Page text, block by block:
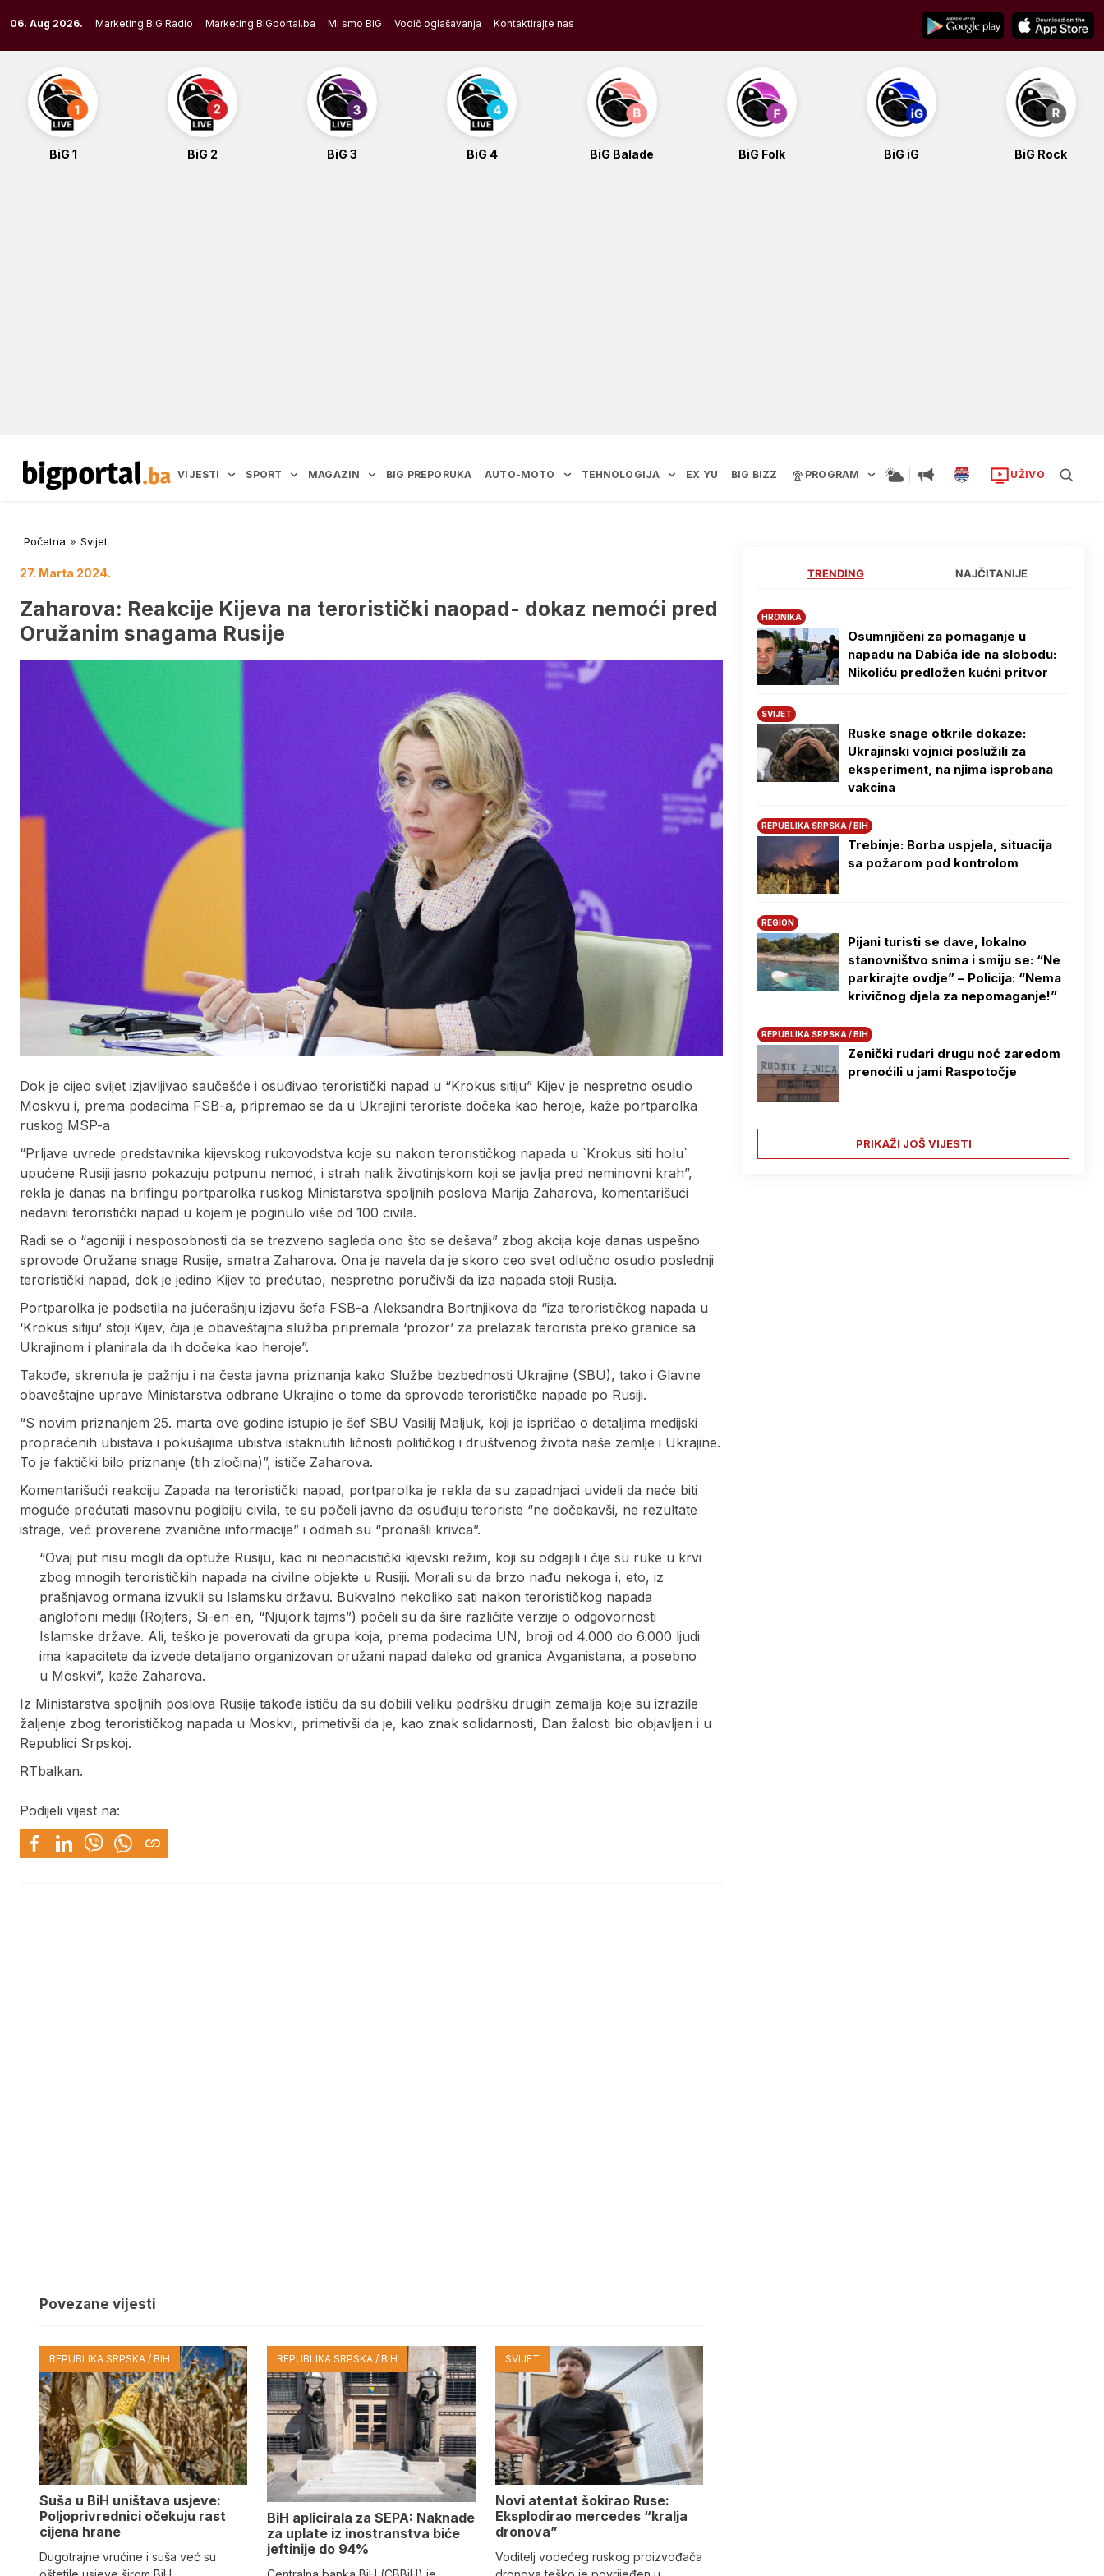
to
content
06. Aug 2026. Marketing BIG Radio Marketing BiGportal.ba Mi smo BiG Vodič oglašavanja Kontaktirajte nas
BiG 1 BiG 2 BiG 3 BiG 4 BiG Balade BiG Folk BiG iG BiG Rock
VIJESTI SPORT MAGAZIN BIG PREPORUKA AUTO-MOTO TEHNOLOGIJA EX YU BIG BIZZ PROGRAM UŽIVO
Početna » Svijet
27. Marta 2024.
Zaharova: Reakcije Kijeva na teroristički naopad- dokaz nemoći pred
Oružanim snagama Rusije
Dok je cijeo svijet izjavljivao saučešće i osuđivao teroristički napad u “Krokus sitiju” Kijev je nespretno osudio
Moskvu i, prema podacima FSB-a, pripremao se da u Ukrajini teroriste dočeka kao heroje, kaže portparolka
ruskog MSP-a
“Prljave uvrede predstavnika kijevskog rukovodstva koje su nakon terorističkog napada u `Krokus siti holu`
upućene Rusiji jasno pokazuju potpunu nemoć, i strah nalik životinjskom koji se javlja pred neminovni krah”,
rekla je danas na brifingu portparolka ruskog Ministarstva spoljnih poslova Marija Zaharova, komentarišući
nedavni teroristički napad u kojem je poginulo više od 100 civila.
Radi se o “agoniji i nesposobnosti da se trezveno sagleda ono što se dešava” zbog akcija koje danas uspešno
sprovode Oružane snage Rusije, smatra Zaharova. Ona je navela da je skoro ceo svet odlučno osudio poslednji
teroristički napad, dok je jedino Kijev to prećutao, nespretno poručivši da iza napada stoji Rusija.
Portparolka je podsetila na jučerašnju izjavu šefa FSB-a Aleksandra Bortnjikova da “iza terorističkog napada u
‘Krokus sitiju’ stoji Kijev, čija je obaveštajna služba pripremala ‘prozor’ za prelazak terorista preko granice sa
Ukrajinom i planirala da ih dočeka kao heroje”.
Takođe, skrenula je pažnju i na česta javna priznanja kako Službe bezbednosti Ukrajine (SBU), tako i Glavne
obaveštajne uprave Ministarstva odbrane Ukrajine o tome da sprovode terorističke napade po Rusiji.
“S novim priznanjem 25. marta ove godine istupio je šef SBU Vasilij Maljuk, koji je ispričao o detaljima medijski
propraćenih ubistava i pokušajima ubistva istaknutih ličnosti političkog i društvenog života naše zemlje i Ukrajine.
To je faktički bilo priznanje (tih zločina)”, ističe Zaharova.
Komentarišući reakciju Zapada na teroristički napad, portparolka je rekla da su zapadnjaci uvideli da neće biti
moguće prećutati masovnu pogibiju civila, te su počeli javno da osuđuju teroriste “ne dočekavši, ne rezultate
istrage, već proverene zvanične informacije” i odmah su “pronašli krivca”.
“Ovaj put nisu mogli da optuže Rusiju, kao ni neonacistički kijevski režim, koji su odgajili i čije su ruke u krvi
zbog mnogih terorističkih napada na civilne objekte u Rusiji. Morali su da brzo nađu nekoga i, eto, iz
prašnjavog ormana izvukli su Islamsku državu. Bukvalno nekoliko sati nakon terorističkog napada
anglofoni mediji (Rojters, Si-en-en, “Njujork tajms”) počeli su da šire različite verzije o odgovornosti
Islamske države. Ali, teško je poverovati da grupa koja, prema podacima UN, broji od 4.000 do 6.000 ljudi
ima kapacitete da izvede detaljano organizovan oružani napad daleko od granica Avganistana, a posebno
u Moskvi”, kaže Zaharova.
Iz Ministarstva spoljnih poslova Rusije takođe ističu da su dobili veliku podršku drugih zemalja koje su izrazile
žaljenje zbog terorističkog napada u Moskvi, primetivši da je, kao znak solidarnosti, Dan žalosti bio objavljen i u
Republici Srpskoj.
RTbalkan.
Podijeli vijest na:
Povezane vijesti
REPUBLIKA SRPSKA / BIH
Suša u BiH uništava usjeve:
Poljoprivrednici očekuju rast
cijena hrane
Dugotrajne vrućine i suša već su
REPUBLIKA SRPSKA / BIH
BiH aplicirala za SEPA: Naknade
za uplate iz inostranstva biće
jeftinije do 94%
SVIJET
Novi atentat šokirao Ruse:
Eksplodirao mercedes “kralja
dronova”
Voditelj vodećeg ruskog proizvođača
TRENDING NAJČITANIJE
HRONIKA
Osumnjičeni za pomaganje u
napadu na Dabića ide na slobodu:
Nikoliću predložen kućni pritvor
SVIJET
Ruske snage otkrile dokaze:
Ukrajinski vojnici poslužili za
eksperiment, na njima isprobana
vakcina
REPUBLIKA SRPSKA / BIH
Trebinje: Borba uspjela, situacija
sa požarom pod kontrolom
REGION
Pijani turisti se dave, lokalno
stanovništvo snima i smiju se: “Ne
parkirajte ovdje” – Policija: “Nema
krivičnog djela za nepomaganje!”
REPUBLIKA SRPSKA / BIH
Zenički rudari drugu noć zaredom
prenoćili u jami Raspotočje
PRIKAŽI JOŠ VIJESTI